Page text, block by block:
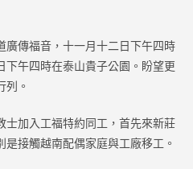
傳福音，十一月十二日下午四時
午四時在泰山貴子公園。盼望更
列。
加入工福特約同工，首先來新莊
接觸越南配偶家庭與工廠移工。